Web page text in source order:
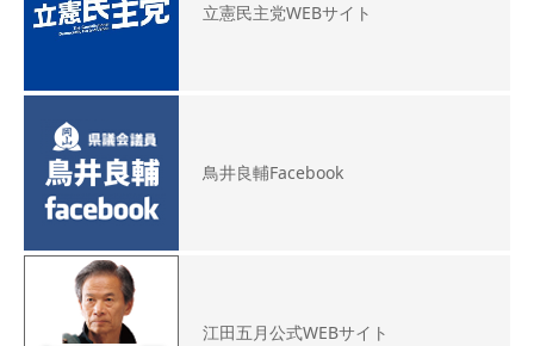
立憲民主党WEBサイト
鳥井良輔Facebook
江田五月公式WEBサイト